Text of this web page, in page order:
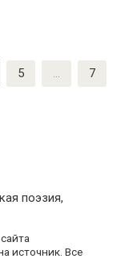
5 …
7
поэзия,
источник. Все